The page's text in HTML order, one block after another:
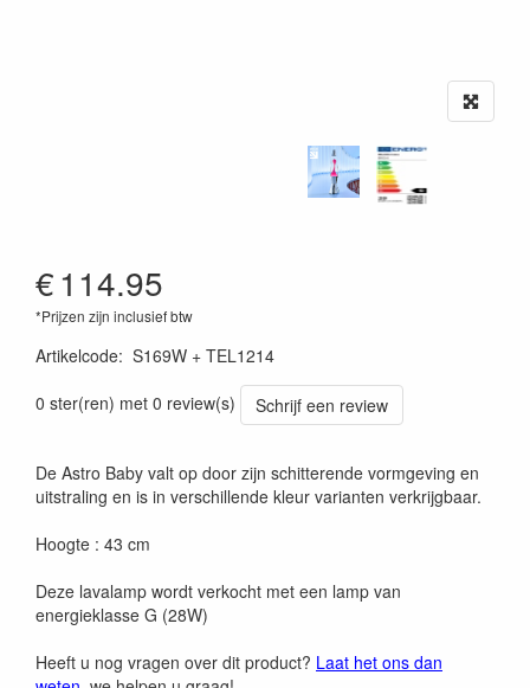
€114.95
*Prijzen zijn inclusief btw
Artikelcode: S169W + TEL1214
0 ster(ren) met 0 review(s)
Schrijf een review
De Astro Baby valt op door zijn schitterende vormgeving en
uitstraling en is in verschillende kleur varianten verkrijgbaar.
Hoogte : 43 cm
Deze lavalamp wordt verkocht met een lamp van
energieklasse G (28W)
Heeft u nog vragen over dit product? Laat het ons dan